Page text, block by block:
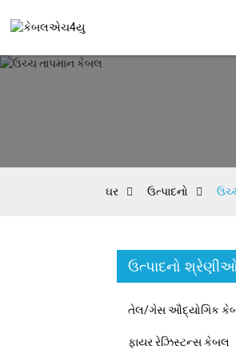
ઘર ઉત્પાદનો
ઉત્પાદનો
તેલ/ગેસ ઔદ્યોગિક
ફાયર રેઝિસ્ટન્સ કેબલ